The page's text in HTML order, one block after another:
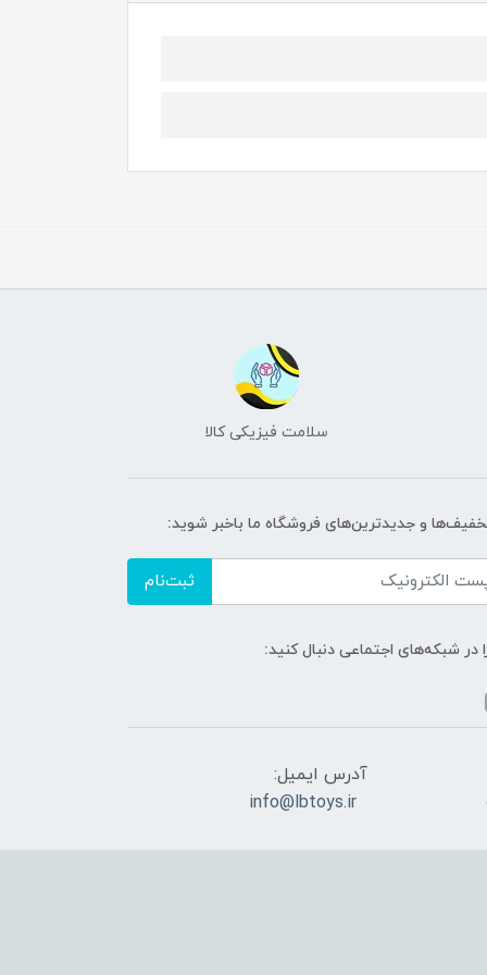
سلامت فیزیکی کالا
و جدیدترین‌های فروشگاه ما باخبر شوید:
ثبت‌نام
در شبکه‌های اجتماعی دنبال کنید:
آدرس ایمیل:
info@lbtoys.ir